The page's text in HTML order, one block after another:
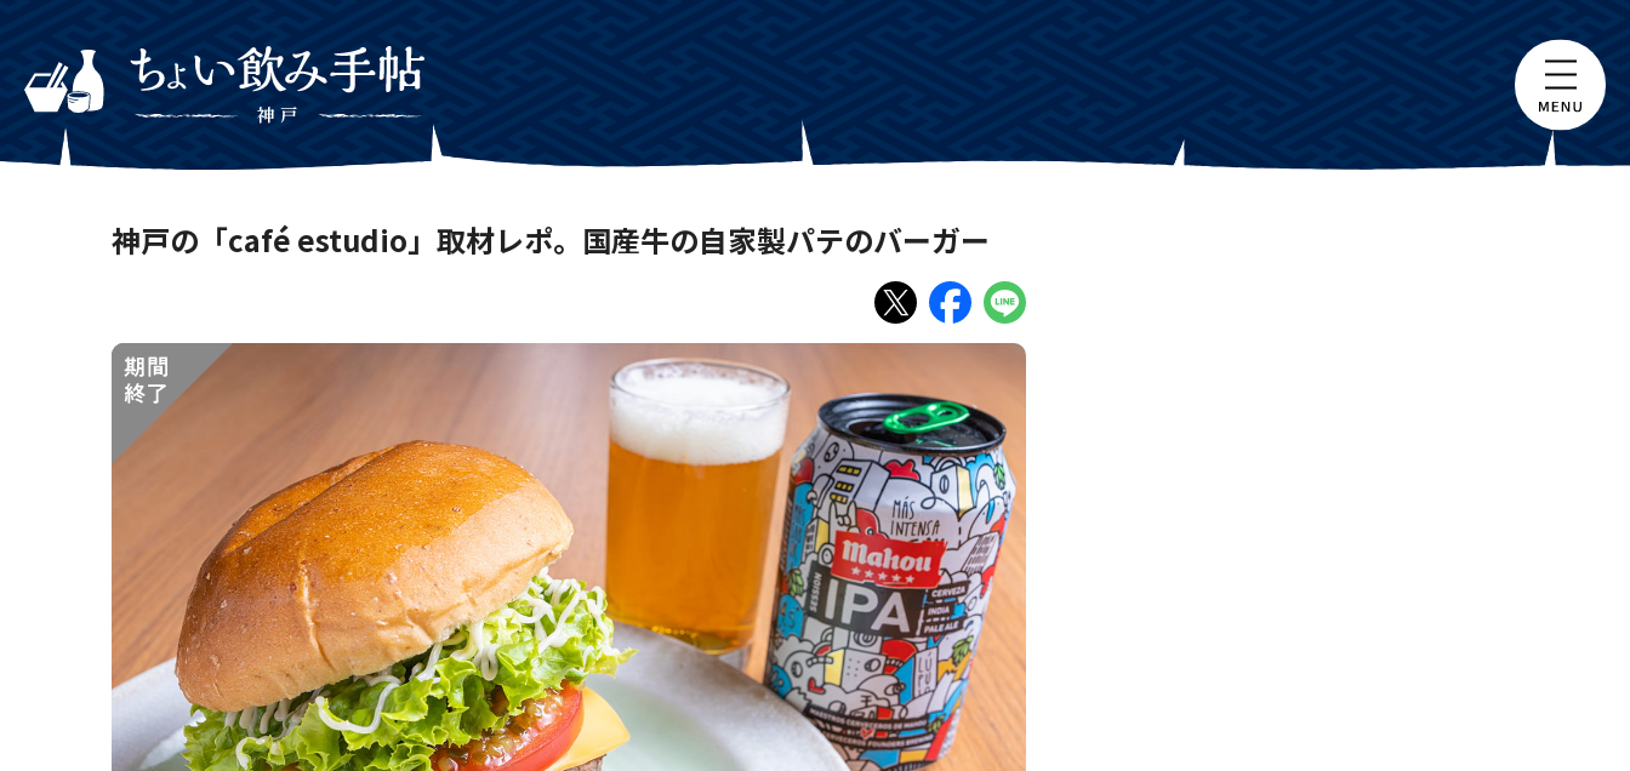
神戸の「café estudio」取材レポ。国産牛の自家製パテのバーガー